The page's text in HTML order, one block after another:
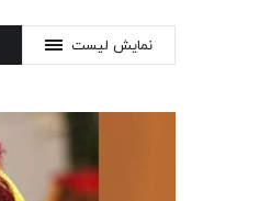
نمایش لیست